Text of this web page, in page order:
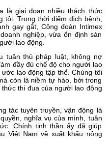
là giai đoạn nhiều thách thức
tôi. Trong thời điểm dịch bệnh,
gay gắt, Công đoàn Intimex
nghiệp, vừa ổn định sản
lao động.
tuân thủ pháp luật, không nợ
đầy đủ chế độ cho người lao
lao động tập thể. Chúng tôi
còn là niềm tự hào, bởi trong
thi đua của người lao động
tác tuyên truyền, vận động là
nghĩa vụ của mình, tuân
Chính tinh thần ấy đã giúp
Việt Nam về xuất khẩu nông